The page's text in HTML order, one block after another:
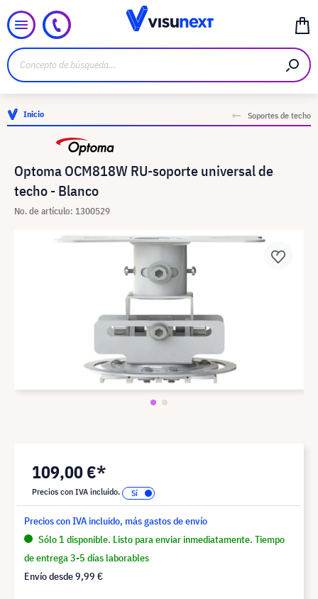
Inicio Soportes de techo
Optoma OCM818W RU-soporte universal de
techo - Blanco
No. de artículo: 1300529
109,00 €*
Precios con IVA incluido.
Precios con IVA incluido, más gastos de envío
Sólo 1 disponible. Listo para enviar inmediatamente. Tiempo
de entrega 3-5 días laborables
Envío desde9,99 €